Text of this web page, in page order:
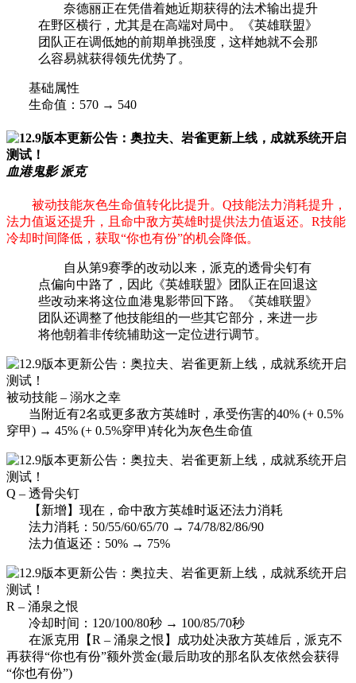
奈德丽正在凭借着她近期获得的法术输出提升
在野区横行，尤其是在高端对局中。《英雄联盟》
团队正在调低她的前期单挑强度，这样她就不会那
么容易就获得领先优势了。
基础属性
生命值：570 → 540
血港鬼影 派克
被动技能灰色生命值转化比提升。Q技能法力消耗提升，
法力值返还提升，且命中敌方英雄时提供法力值返还。R技能
冷却时间降低，获取“你也有份”的机会降低。
自从第9赛季的改动以来，派克的透骨尖钉有
点偏向中路了，因此《英雄联盟》团队正在回退这
些改动来将这位血港鬼影带回下路。《英雄联盟》
团队还调整了他技能组的一些其它部分，来进一步
将他朝着非传统辅助这一定位进行调节。
被动技能 – 溺水之幸
当附近有2名或更多敌方英雄时，承受伤害的40% (+ 0.5%
穿甲) → 45% (+ 0.5%穿甲)转化为灰色生命值
Q – 透骨尖钉
【新增】现在，命中敌方英雄时返还法力消耗
法力消耗：50/55/60/65/70 → 74/78/82/86/90
法力值返还：50% → 75%
R – 涌泉之恨
冷却时间：120/100/80秒 → 100/85/70秒
在派克用【R – 涌泉之恨】成功处决敌方英雄后，派克不
再获得“你也有份”额外赏金(最后助攻的那名队友依然会获得
“你也有份”)